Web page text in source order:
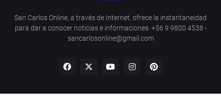
San Carlos Online, a través de Internet, ofrece la instantaneidad
para dar a conocer noticias e informaciones. +56 9 9800 4538 -
sancarlosonline@gmail.com